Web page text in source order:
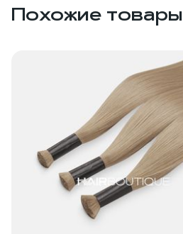
Похожие товары